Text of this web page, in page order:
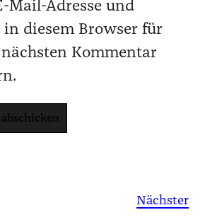
Mail-Adresse und
in diesem Browser für
Kommentar
Nächster